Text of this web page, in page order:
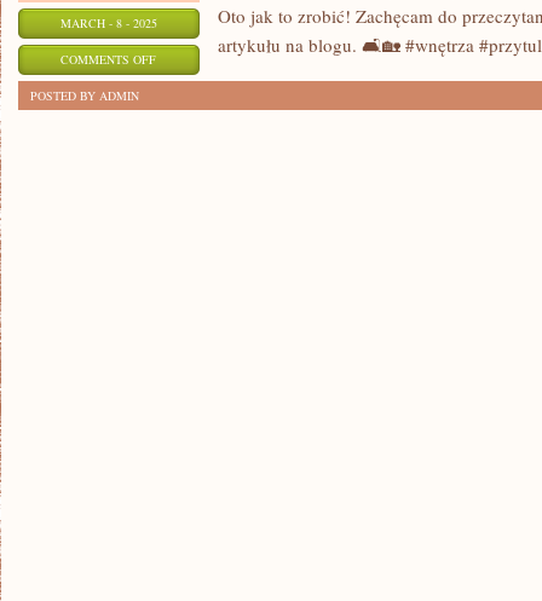
MARCH - 8 - 2025
COMMENTS OFFON
Oto jak to zrobić! Zachęcam do
artykułu na blogu. 🛋️🏡 #wnętrza
POSTED BY ADMIN